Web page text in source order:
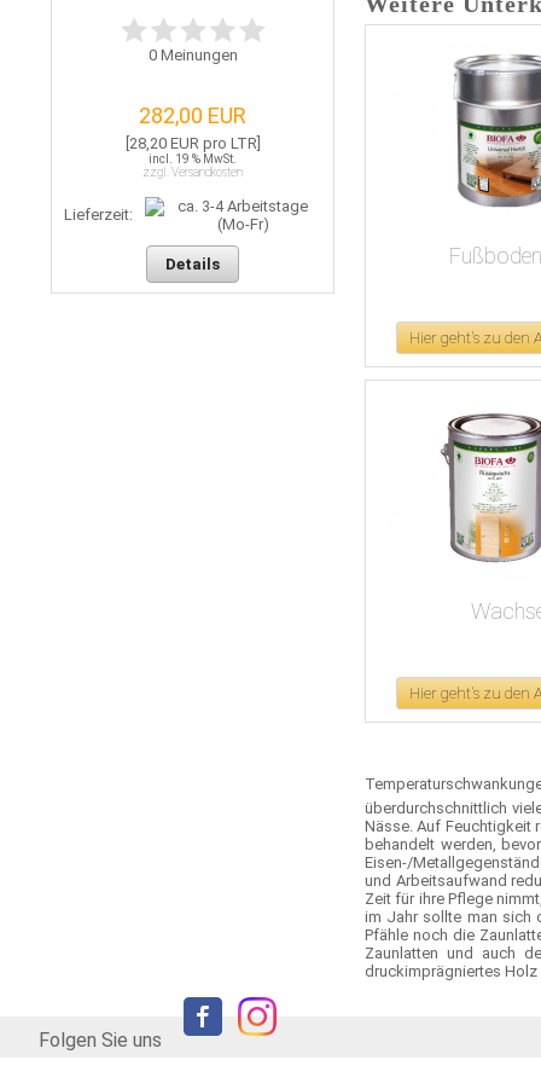
Hier geht's zu den
Hier geht's zu den
überdurchschnittlich
Nässe. Auf Feuchtigkeit
behandelt werden,
Eisen-/
und Arbeitsaufwand
Zeit für ihre Pflege
im Jahr sollte man sich
Pfähle noch die
Zaunlatten und auch
druckimprägniertes
0Meinungen
282,00 EUR
[28,20 EUR pro LTR]
incl. 19 % MwSt.
zzgl. Versandkosten
Lieferzeit:
Details
Folgen Sie uns